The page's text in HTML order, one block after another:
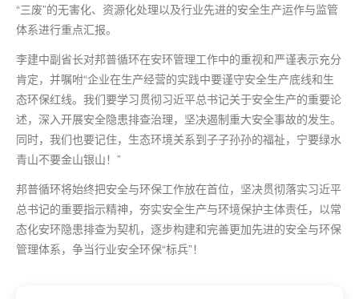
“三废”的无害化、资源化处理以及行业先进的安全生产运作与监管
体系进行重点汇报。
李建中副省长对邦普循环在安环管理工作中的重视和严谨表示充分
肯定，并嘱咐“企业在生产经营的实践中要谨守安全生产底线和生
态环保红线。我们要学习贯彻习近平总书记关于安全生产的重要论
述，深入开展安全隐患排查治理，坚决遏制重大安全事故的发生。
同时，我们也要记住，生态环境关系到子子孙孙的福祉，宁要绿水
青山不要金山银山！”
邦普循环将始终把安全与环保工作放在首位，坚决贯彻落实习近平
总书记的重要指示精神，夯实安全生产与环境保护主体责任，以常
态化安环隐患排查为契机，逐步构建和完善更加先进的安全与环保
管理体系，争当行业安全环保“标兵”！